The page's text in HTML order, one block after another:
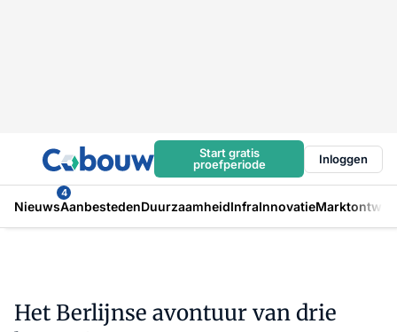
Start gratis
proefperiode
Inloggen
Nieuws
4
AanbestedenDuurzaamheidInfraInnovatie
Het Berlijnse avontuur van drie